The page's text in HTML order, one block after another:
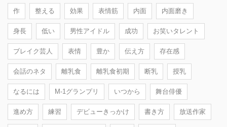
作 整える 効果 表情筋 内面 内面磨き
身長 低い 男性アイドル 成功 お笑いタレント
ブレイク芸人 表情 豊か 伝え方 存在感
会話のネタ 離乳食 離乳食初期 断乳 授乳
なるには M-1グランプリ いつから 舞台俳優
進め方 練習 デビューきっかけ 書き方 放送作家